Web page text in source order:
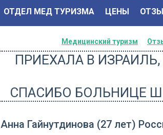
ОТДЕЛ МЕД ТУРИЗМА ЦЕНЫ
Медицинский туризм
ПРИЕХАЛА В
СПАСИБО БОЛЬНИЦЕ
Анна Гайнутдинова (27 лет)